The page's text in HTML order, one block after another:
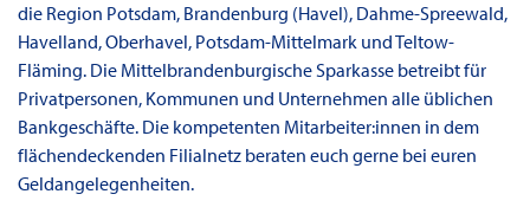
die Region Potsdam, Brandenburg (Havel), Dahme-Spreewald,
Havelland, Oberhavel, Potsdam-Mittelmark und Teltow-
Fläming. Die Mittelbrandenburgische Sparkasse betreibt für
Privatpersonen, Kommunen und Unternehmen alle üblichen
Bankgeschäfte. Die kompetenten Mitarbeiter:innen in dem
flächendeckenden Filialnetz beraten euch gerne bei euren
Geldangelegenheiten.